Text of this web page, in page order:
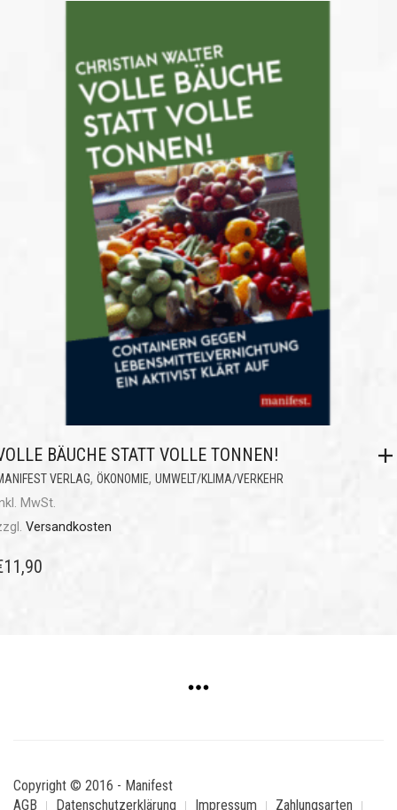
BÄUCHE STATT VOLLE TONNEN!
VERLAG, ÖKONOMIE, UMWELT/KLIMA/VERKEHR
MwSt.
Versandkosten
11,90
Copyright © 2016 - Manifest
AGB
Datenschutzerklärung Impressum Zahlungsarten